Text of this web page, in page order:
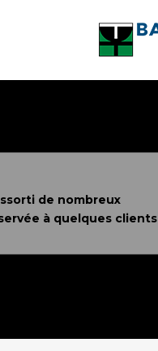
de nombreux
à quelques clients